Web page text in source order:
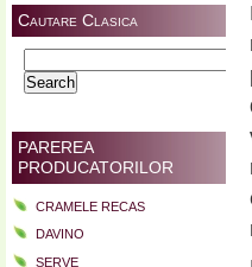
Cautare Clasica
for:
PAREREA
PRODUCATORILOR
CRAMELE RECAS
DAVINO
SERVE